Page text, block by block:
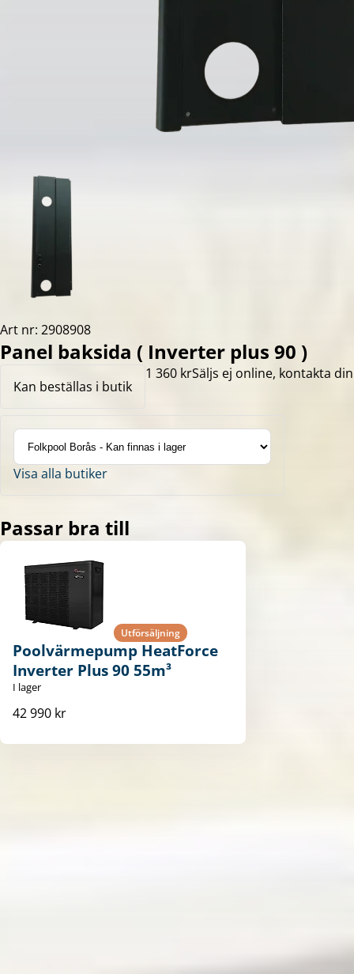
Art nr: 2908908
Panel baksida ( Inverter plus 90 )
Kan beställas i butik
1 360 krSäljs ej online, kontakta
Visa alla butiker
Passar bra till
Utförsäljning
Poolvärmepump HeatForce
Inverter Plus 90 55m³
I lager
42 990 kr